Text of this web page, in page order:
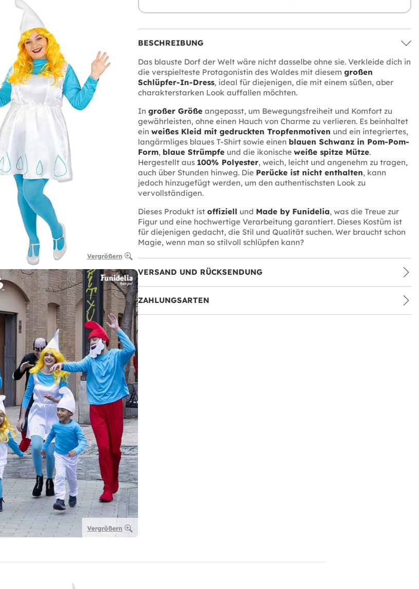
Vergrößern
Vergrößern
BESCHREIBUNG
Das blauste Dorf der Welt wäre nicht dasselbe ohne sie. Verkleide dich in
die verspielteste Protagonistin des Waldes mit diesem großen
Schlüpfer-In-Dress, ideal für diejenigen, die mit einem süßen, aber
charakterstarken Look auffallen möchten.
In großer Größeangepasst, um Bewegungsfreiheit und Komfort zu
gewährleisten, ohne einen Hauch von Charme zu verlieren. Es beinhaltet
ein weißes Kleid mit gedruckten Tropfenmotiven und ein integriertes,
langärmliges blaues T-Shirt sowie einen blauen Schwanz in Pom-Pom-
Form, blaue Strümpfeund die ikonische weiße spitze Mütze.
Hergestellt aus 100% Polyester, weich, leicht und angenehm zu tragen,
auch über Stunden hinweg. Die Perücke ist nicht enthalten, kann
jedoch hinzugefügt werden, um den authentischsten Look zu
vervollständigen.
Dieses Produkt ist offiziell und Made by Funidelia, was die Treue zur
Figur und eine hochwertige Verarbeitung garantiert. Dieses Kostüm ist
für diejenigen gedacht, die Stil und Qualität suchen. Wer braucht schon
Magie, wenn man so stilvoll schlüpfen kann?
VERSAND UND RÜCKSENDUNG
ZAHLUNGSARTEN